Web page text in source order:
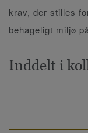
krav, der stilles
behageligt miljø
Inddelt i